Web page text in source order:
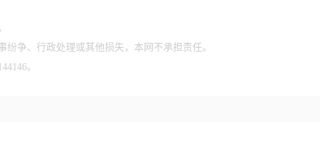
争、行政处理或其他损失，本网不承担责任。
。